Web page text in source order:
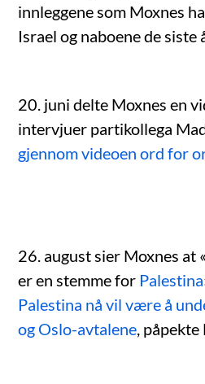
innleggene som Moxnes
Israel og naboene de siste
20. juni delte Moxnes en
intervjuer partikollega
gjennom videoen ord for
26. august sier Moxnes at
er en stemme for Palestina
Palestina nå vil være å
og Oslo-avtalene ,